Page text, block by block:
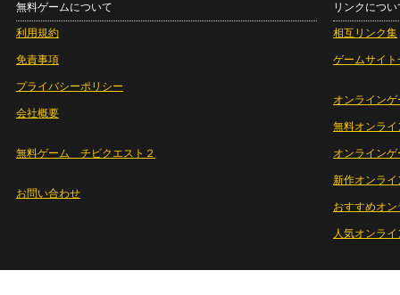
無料ゲームについて
利用規約
免責事項
プライバシーポリシー
会社概要
無料ゲーム チビクエスト２
お問い合わせ
リンクについ
相互リンク集
ゲームサイト
オンラインゲ
無料オンライ
オンライン
新作オンライ
おすすめオ
人気オンラ